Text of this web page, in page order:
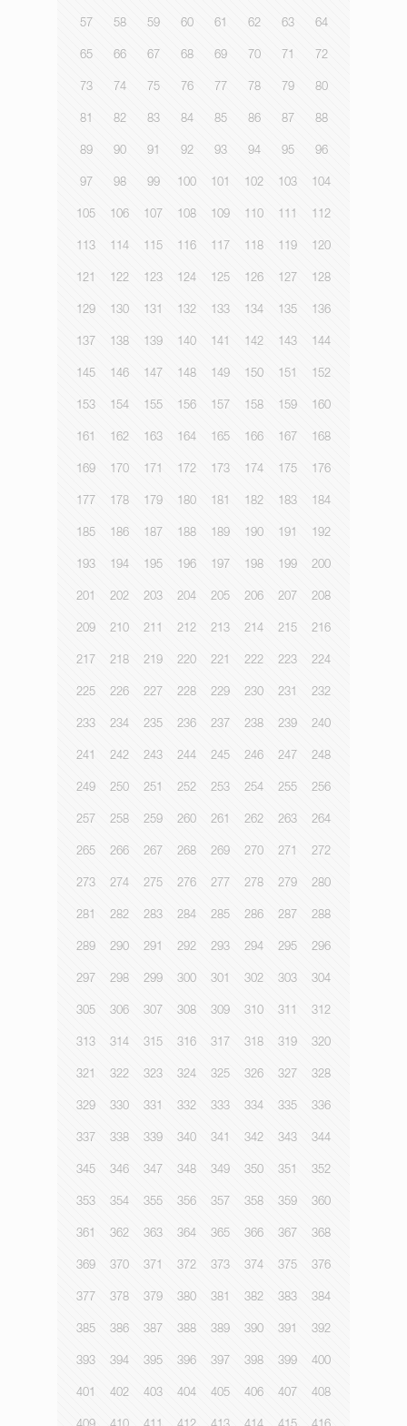
57 58 59 60 61 62 63 64
65 66 67 68 69 70 71 72
73 74 75 76 77 78 79 80
81 82 83 84 85 86 87 88
89 90 91 92 93 94 95 96
97 98 99 100 101 102 103 104
105 106 107 108 109 110 111 112
113 114 115 116 117 118 119 120
121 122 123 124 125 126 127 128
129 130 131 132 133 134 135 136
137 138 139 140 141 142 143 144
145 146 147 148 149 150 151 152
153 154 155 156 157 158 159 160
161 162 163 164 165 166 167 168
169 170 171 172 173 174 175 176
177 178 179 180 181 182 183 184
185 186 187 188 189 190 191 192
193 194 195 196 197 198 199 200
201 202 203 204 205 206 207 208
209 210 211 212 213 214 215 216
217 218 219 220 221 222 223 224
225 226 227 228 229 230 231 232
233 234 235 236 237 238 239 240
241 242 243 244 245 246 247 248
249 250 251 252 253 254 255 256
257 258 259 260 261 262 263 264
265 266 267 268 269 270 271 272
273 274 275 276 277 278 279 280
281 282 283 284 285 286 287 288
289 290 291 292 293 294 295 296
297 298 299 300 301 302 303 304
305 306 307 308 309 310 311 312
313 314 315 316 317 318 319 320
321 322 323 324 325 326 327 328
329 330 331 332 333 334 335 336
337 338 339 340 341 342 343 344
345 346 347 348 349 350 351 352
353 354 355 356 357 358 359 360
361 362 363 364 365 366 367 368
369 370 371 372 373 374 375 376
377 378 379 380 381 382 383 384
385 386 387 388 389 390 391 392
393 394 395 396 397 398 399 400
401 402 403 404 405 406 407 408